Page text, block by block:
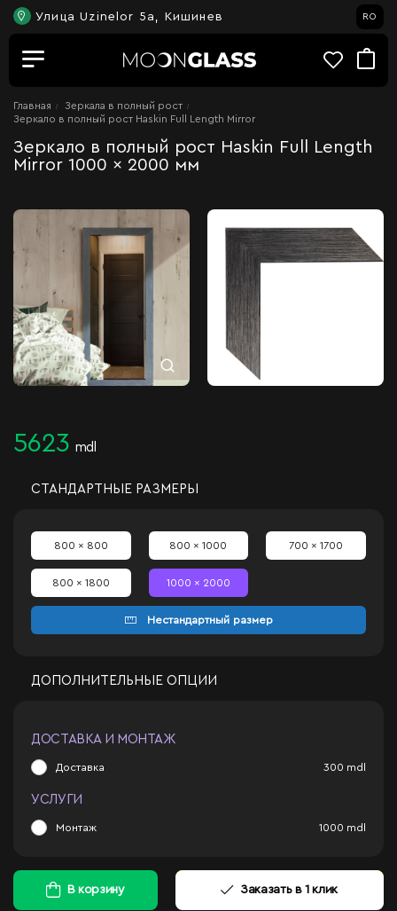
Улица Uzinelor 5a, Кишинев RO
Главная
Зеркала в полный рост
Зеркало в полный рост Haskin Full Length Mirror
Зеркало в полный рост Haskin Full Length
Mirror 1000 x 2000 мм
5623 mdl
СТАНДАРТНЫЕ РАЗМЕРЫ
800 x 800 800 x 1000 700 x 1700
800 x 1800 1000 x 2000
Нестандартный размер
ДОПОЛНИТЕЛЬНЫЕ ОПЦИИ
ДОСТАВКА И МОНТАЖ
Доставка 300 mdl
УСЛУГИ
Монтаж 1000 mdl
В корзину Заказать в 1 клик